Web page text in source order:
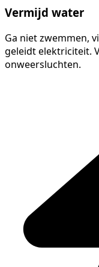
Vermijd water
Ga niet zwemmen,
geleidt elektriciteit.
onweersluchten.